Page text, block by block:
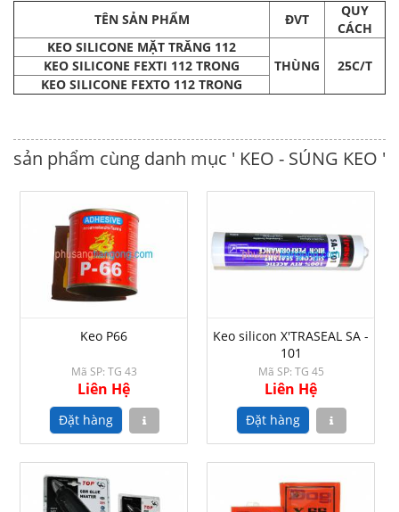
TÊN SẢN PHẨM ĐVT
QUY
CÁCH
KEO SILICONE MẶT TRĂNG 112
THÙNG
25C/T
KEO SILICONE FEXTI 112 TRONG
KEO SILICONE FEXTO 112 TRONG
sản phẩm cùng danh mục ' KEO - SÚNG KEO '
Keo P66
Mã SP: TG 43
Liên Hệ
Keo silicon X'TRASEAL SA -
101
Mã SP: TG 45
Liên Hệ